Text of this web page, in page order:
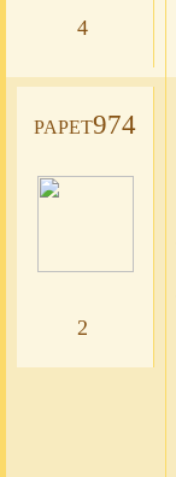
4
papet974
2